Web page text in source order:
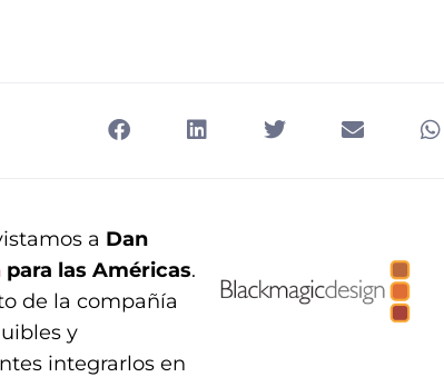
a Dan
para las Américas.
de la compañía
y
integrarlos en